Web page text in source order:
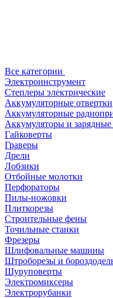
Все категории
Электроинструмент
Степлеры электрические
Аккумуляторные отвертки
Аккумуляторные
Аккумуляторы и зарядные
Гайковерты
Граверы
Дрели
Лобзики
Отбойные молотки
Перфораторы
Пилы-ножовки
Плиткорезы
Строительные фены
Точильные станки
Фрезеры
Шлифовальные машины
Штроборезы и
Шуруповерты
Электромиксеры
Электрорубанки